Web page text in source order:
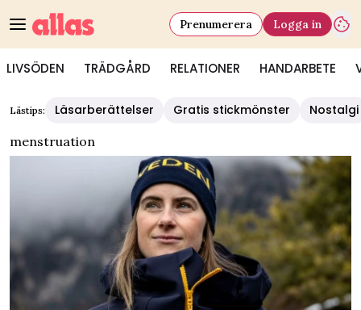
LIVSÖDEN TRÄDGÅRD RELATIONER HANDARBETE
Prenumerera Logga in
Lästips: Läsarberättelser Gratis stickmönster
Nostalgi
menstruation